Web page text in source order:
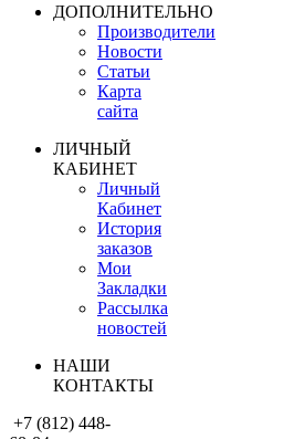
ДОПОЛНИТЕЛЬНО
Производители
Новости
Статьи
Карта
сайта
ЛИЧНЫЙ
КАБИНЕТ
Личный
Кабинет
История
заказов
Мои
Закладки
Рассылка
новостей
НАШИ
КОНТАКТЫ
+7 (812) 448-